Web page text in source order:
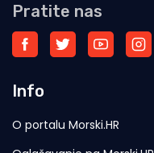
Pratite nas
Info
O portalu Morski.HR